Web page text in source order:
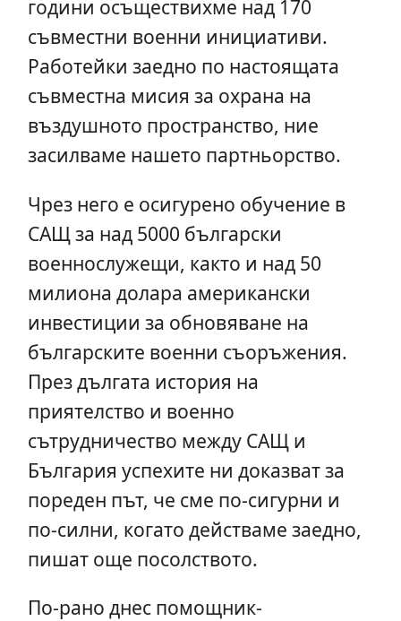
години осъществихме над 170
съвместни военни инициативи.
Работейки заедно по настоящата
съвместна мисия за охрана на
въздушното пространство, ние
засилваме нашето партньорство.
Чрез него е осигурено обучение в
САЩ за над 5000 български
военнослужещи, както и над 50
милиона долара американски
инвестиции за обновяване на
българските военни съоръжения.
През дългата история на
приятелство и военно
сътрудничество между САЩ и
България успехите ни доказват за
пореден път, че сме по-сигурни и
по-силни, когато действаме заедно,
пишат още посолството.
По-рано днес помощник-